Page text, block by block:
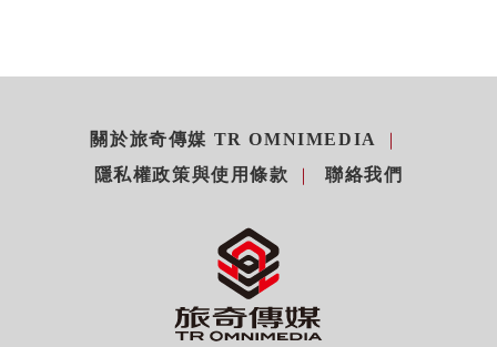
關於旅奇傳媒 TR OMNIMEDIA
隱私權政策與使用條款
聯絡我們